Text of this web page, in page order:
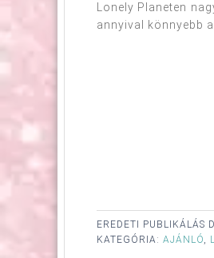
Lonely Planeten
annyival könnyebb
EREDETI PUBLIKÁLÁS
KATEGÓRIA: AJÁNLÓ,